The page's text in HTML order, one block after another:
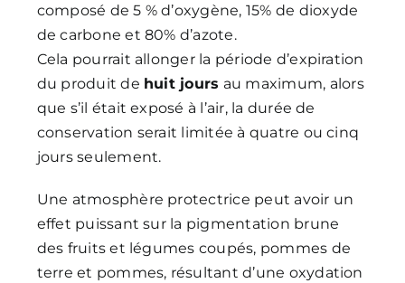
composé de 5 % d’oxygène, 15% de dioxyde
de carbone et 80% d’azote.
Cela pourrait allonger la période d’expiration
du produit de huit jours au maximum, alors
que s’il était exposé à l’air, la durée de
conservation serait limitée à quatre ou cinq
jours seulement.
Une atmosphère protectrice peut avoir un
effet puissant sur la pigmentation brune
des fruits et légumes coupés, pommes de
terre et pommes, résultant d’une oxydation